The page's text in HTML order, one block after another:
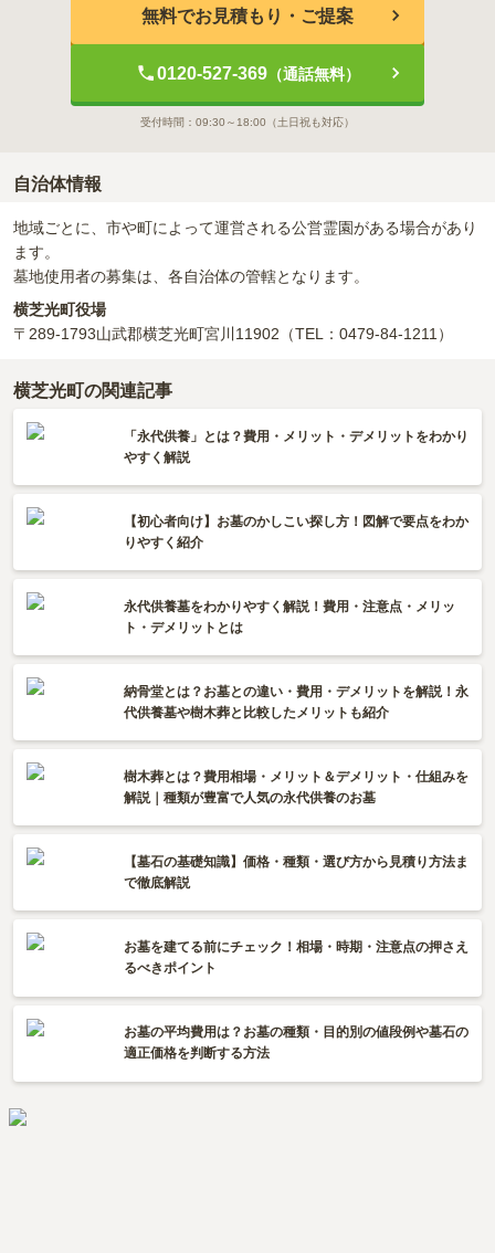
無料でお見積もり・ご提案
0120-527-369（通話無料）
受付時間： 09:30～18:00 （土日祝も対応）
自治体情報
地域ごとに、市や町によって運営される公営霊園がある場合があり
ます。
墓地使用者の募集は、各自治体の管轄となります。
横芝光町役場
〒289-1793山武郡横芝光町宮川11902 （TEL：0479-84-1211）
横芝光町の関連記事
「永代供養」とは？費用・メリット・デメリットをわかり
やすく解説
【初心者向け】お墓のかしこい探し方！図解で要点をわか
りやすく紹介
永代供養墓をわかりやすく解説！費用・注意点・メリッ
ト・デメリットとは
納骨堂とは？お墓との違い・費用・デメリットを解説！永
代供養墓や樹木葬と比較したメリットも紹介
樹木葬とは？費用相場・メリット＆デメリット・仕組みを
解説｜種類が豊富で人気の永代供養のお墓
【墓石の基礎知識】価格・種類・選び方から見積り方法ま
で徹底解説
お墓を建てる前にチェック！相場・時期・注意点の押さえ
るべきポイント
お墓の平均費用は？お墓の種類・目的別の値段例や墓石の
適正価格を判断する方法